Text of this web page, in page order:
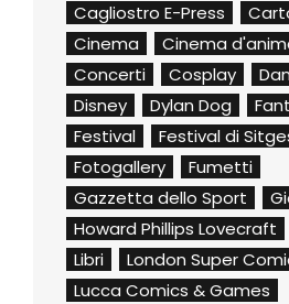
Cagliostro E-Press
Cinema
Cinema
Concerti
Cosplay
Disney
Dylan Dog
Festival
Festival di
Fotogallery
Fumetti
Gazzetta dello Sport
Howard Phillips Lovecraft
Libri
London Super
Lucca Comics & Games